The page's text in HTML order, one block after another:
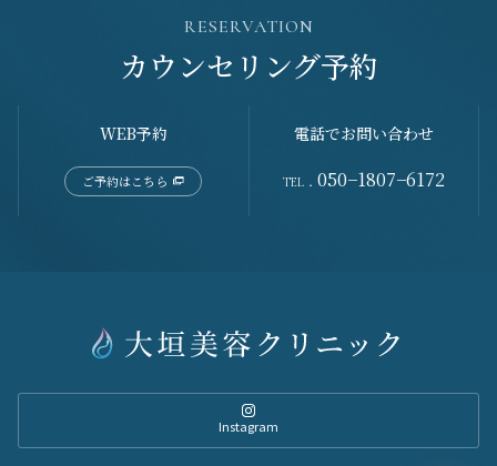
RESERVATION
カウンセリング予約
WEB予約
ご予約はこちら
電話でお問い合わせ
TEL． 050−1807−6172
Instagram